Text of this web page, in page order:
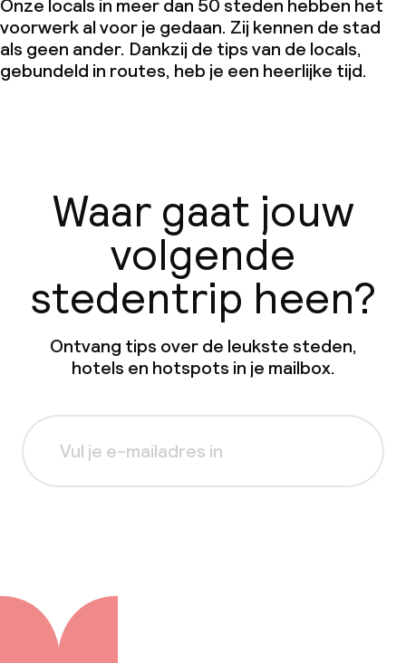
Onze locals in meer dan 50 steden hebben het
voorwerk al voor je gedaan. Zij kennen de stad
als geen ander. Dankzij de tips van de locals,
gebundeld in routes, heb je een heerlijke tijd.
Waar gaat jouw
volgende
stedentrip heen?
Ontvang tips over de leukste steden,
hotels en hotspots in je mailbox.